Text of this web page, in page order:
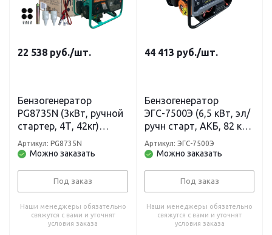
22 538 руб./шт.
Бензогенератор
PG8735N (3кВт, ручной
стартер, 4Т, 42кг)
STURM
Можно заказать
Артикул: PG8735N
Под заказ
Наши менеджеры обязательно
свяжутся с вами и уточнят
условия заказа
44 413 руб./шт.
Бензогенератор
ЭГС-7500Э (6,5 кВт, эл/
ручн старт, АКБ, 82 кг)
СОЮЗ
Можно заказать
Артикул: ЭГС-7500Э
Под заказ
Наши менеджеры обязательно
свяжутся с вами и уточнят
условия заказа